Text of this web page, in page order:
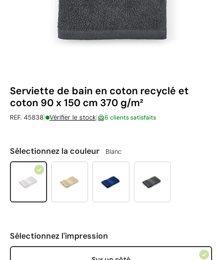
Serviette de bain en coton recyclé et
coton 90 x 150 cm 370 g/m²
REF. 45838| Vérifier le stock| 6 clients satisfaits
Sélectionnez la couleur Blanc
Sélectionnez l'impression